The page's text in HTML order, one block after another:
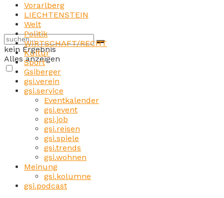
kein Ergebnis
Alles anzeigen
Vorarlberg
LIECHTENSTEIN
Welt
Politik
WIRTSCHAFT/RECHT
Kultur
Sport
Gsiberger
gsi.verein
gsi.service
Eventkalender
gsi.event
gsi.job
gsi.reisen
gsi.spiele
gsi.trends
gsi.wohnen
Meinung
gsi.kolumne
gsi.podcast